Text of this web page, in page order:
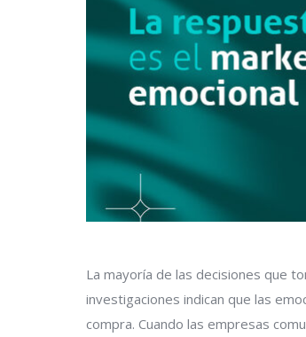
La mayoría de las decisiones que
investigaciones indican que las
compra. Cuando las empresas